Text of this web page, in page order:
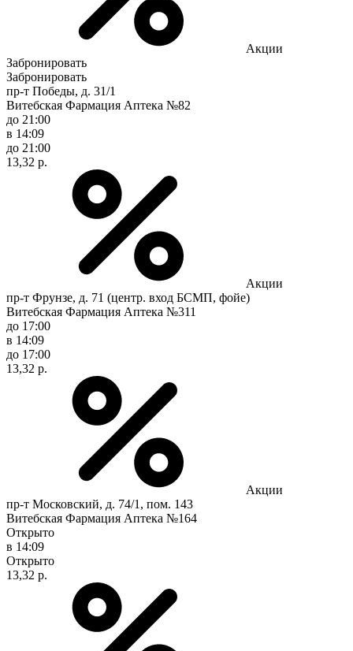
Акции
Забронировать
Забронировать
пр-т Победы, д. 31/1
Витебская Фармация Аптека №82
до 21:00
в 14:09
до 21:00
13,32 р.
Акции
пр-т Фрунзе, д. 71 (центр. вход БСМП, фойе)
Витебская Фармация Аптека №311
до 17:00
в 14:09
до 17:00
13,32 р.
Акции
пр-т Московский, д. 74/1, пом. 143
Витебская Фармация Аптека №164
Открыто
в 14:09
Открыто
13,32 р.